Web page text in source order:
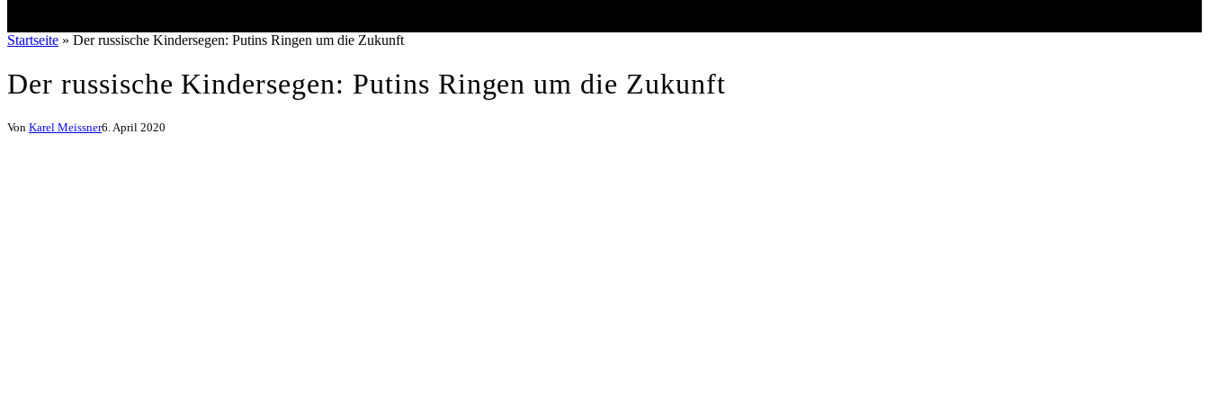
Startseite » Der russische Kindersegen: Putins Ringen um die Zukunft
Der russische Kindersegen: Putins Ringen um die Zukunft
Von Karel Meissner6. April 2020